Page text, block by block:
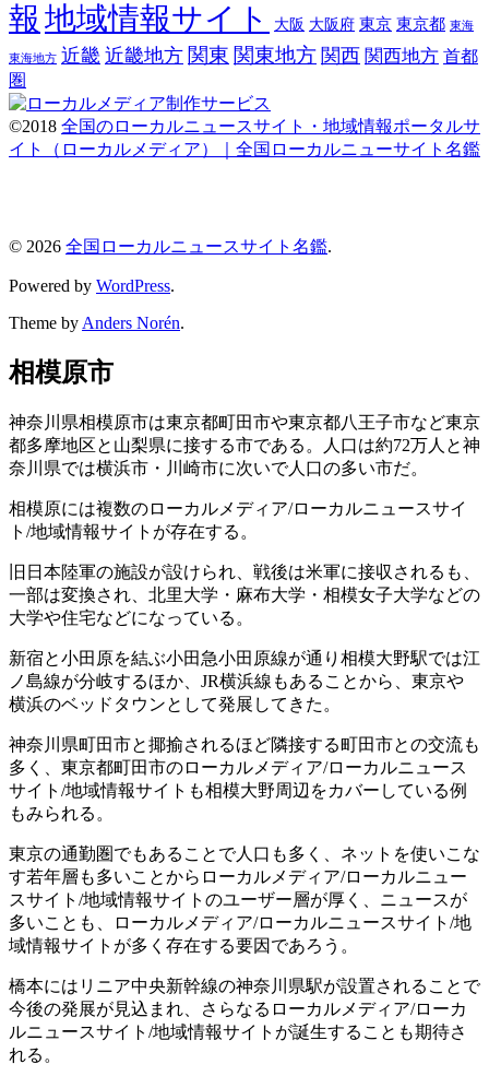
報 地域情報サイト 大阪 大阪府 東京 東京都 東海
東海地方 近畿 近畿地方 関東 関東地方 関西 関西地方 首都
圏
©2018 全国のローカルニュースサイト・地域情報ポータルサ
イト（ローカルメディア）｜全国ローカルニューサイト名鑑
© 2026 全国ローカルニュースサイト名鑑.
Powered by WordPress.
Theme by Anders Norén.
相模原市
神奈川県相模原市は東京都町田市や東京都八王子市など東京
都多摩地区と山梨県に接する市である。人口は約72万人と神
奈川県では横浜市・川崎市に次いで人口の多い市だ。
相模原には複数のローカルメディア/ローカルニュースサイ
ト/地域情報サイトが存在する。
旧日本陸軍の施設が設けられ、戦後は米軍に接収されるも、
一部は変換され、北里大学・麻布大学・相模女子大学などの
大学や住宅などになっている。
新宿と小田原を結ぶ小田急小田原線が通り相模大野駅では江
ノ島線が分岐するほか、JR横浜線もあることから、東京や
横浜のベッドタウンとして発展してきた。
神奈川県町田市と揶揄されるほど隣接する町田市との交流も
多く、東京都町田市のローカルメディア/ローカルニュース
サイト/地域情報サイトも相模大野周辺をカバーしている例
もみられる。
東京の通勤圏でもあることで人口も多く、ネットを使いこな
す若年層も多いことからローカルメディア/ローカルニュー
スサイト/地域情報サイトのユーザー層が厚く、ニュースが
多いことも、ローカルメディア/ローカルニュースサイト/地
域情報サイトが多く存在する要因であろう。
橋本にはリニア中央新幹線の神奈川県駅が設置されることで
今後の発展が見込まれ、さらなるローカルメディア/ローカ
ルニュースサイト/地域情報サイトが誕生することも期待さ
れる。